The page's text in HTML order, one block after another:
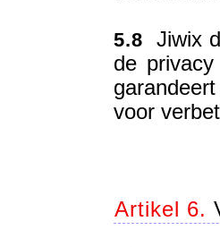
5.8 Jiwix
de
voor
Artikel 6.